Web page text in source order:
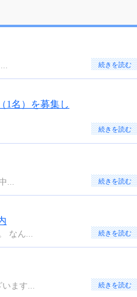
続きを読む
1名）を募集し
続きを読む
... 続きを読む
なん... 続きを読む
います... 続きを読む